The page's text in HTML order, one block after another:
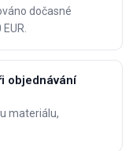
dočasné
objednávání
materiálu,